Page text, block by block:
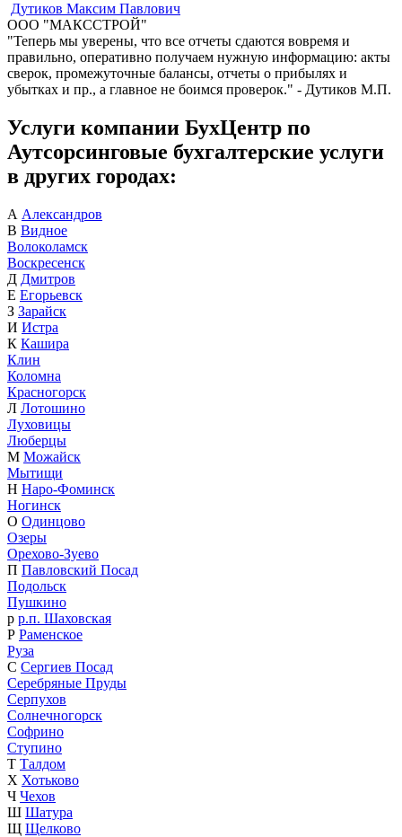
Дутиков Максим Павлович
ООО "МАКССТРОЙ"
"Теперь мы уверены, что все отчеты сдаются вовремя и
правильно, оперативно получаем нужную информацию: акты
сверок, промежуточные балансы, отчеты о прибылях и
убытках и пр., а главное не боимся проверок." - Дутиков М.П.
Услуги компании БухЦентр по
Аутсорсинговые бухгалтерские услуги
в других городах:
А Александров
В Видное
Волоколамск
Воскресенск
Д Дмитров
Е Егорьевск
З Зарайск
И Истра
К Кашира
Клин
Коломна
Красногорск
Л Лотошино
Луховицы
Люберцы
М Можайск
Мытищи
Н Наро-Фоминск
Ногинск
О Одинцово
Озеры
Орехово-Зуево
П Павловский Посад
Подольск
Пушкино
р р.п. Шаховская
Р Раменское
Руза
С Сергиев Посад
Серебряные Пруды
Серпухов
Солнечногорск
Софрино
Ступино
Т Талдом
Х Хотьково
Ч Чехов
Ш Шатура
Щ Щелково